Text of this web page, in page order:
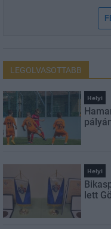
LEGOLVASOTTABB
Helyi
Helyi
lett